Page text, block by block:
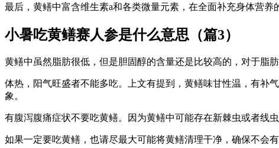
最后，黄鳝中富含维生素a和各类微量元素，在全面补充身体营
小暑吃黄鳝赛人参是什么意思（篇3）
黄鳝中虽然脂肪很低，但是胆固醇的含量还是比较高的，对于脂
体热，阳气旺盛者不能多吃。上文有提到，黄鳝味甘性温，有补
象。
有腹泻腹痛症状不要吃黄鳝。因为黄鳝中可能存在新棘虫或者线
如果一定要吃黄鳝，也请尽最大可能将黄鳝清理干净，确保不会